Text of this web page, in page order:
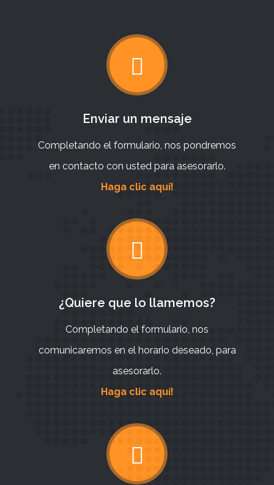
Enviar un mensaje
Completando el formulario, nos pondremos
en contacto con usted para asesorarlo.
Haga clic aquí!
¿Quiere que lo llamemos?
Completando el formulario, nos
comunicaremos en el horario deseado, para
asesorarlo.
Haga clic aquí!